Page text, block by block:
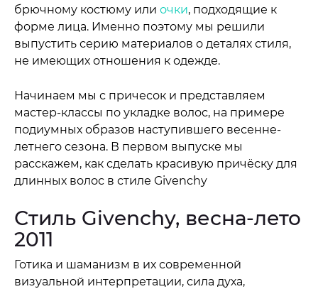
брючному костюму или очки, подходящие к
форме лица. Именно поэтому мы решили
выпустить серию материалов о деталях стиля,
не имеющих отношения к одежде.
Начинаем мы с причесок и представляем
мастер-классы по укладке волос, на примере
подиумных образов наступившего весенне-
летнего сезона. В первом выпуске мы
расскажем, как сделать красивую причёску для
длинных волос в стиле Givenchy
Стиль Givenchy, весна-лето
2011
Готика и шаманизм в их современной
визуальной интерпретации, сила духа,